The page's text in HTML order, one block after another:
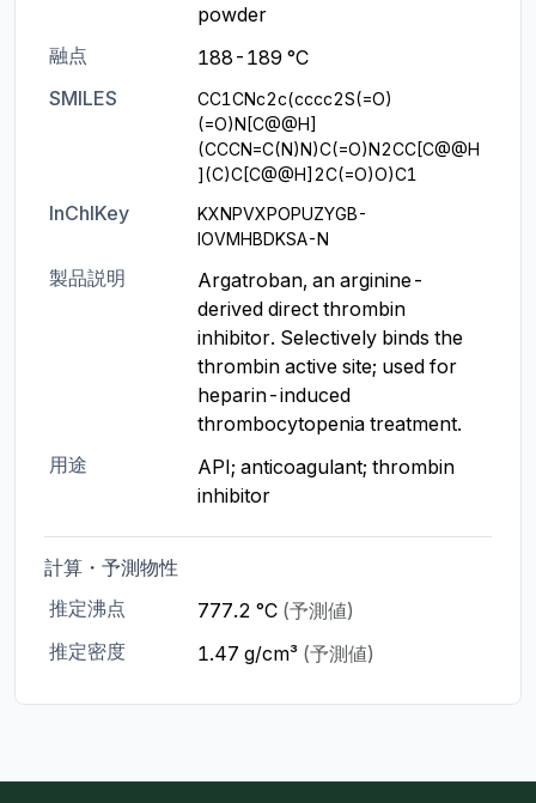
powder
融点
188-189 °C
SMILES
CC1CNc2c(cccc2S(=O)
(=O)N[C@@H]
(CCCN=C(N)N)C(=O)N2CC[C@@H
](C)C[C@@H]2C(=O)O)C1
InChIKey
KXNPVXPOPUZYGB-
IOVMHBDKSA-N
製品説明
Argatroban, an arginine-
derived direct thrombin
inhibitor. Selectively binds the
thrombin active site; used for
heparin-induced
thrombocytopenia treatment.
用途
API; anticoagulant; thrombin
inhibitor
計算・予測物性
推定沸点
777.2 °C (予測値)
推定密度
1.47 g/cm³ (予測値)